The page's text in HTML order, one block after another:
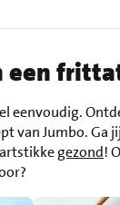
een
eenvoudig.
van Jumbo. Ga
gezond!